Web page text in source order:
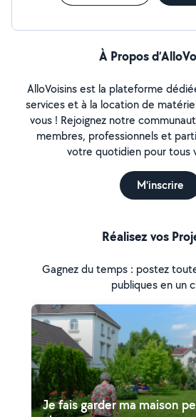
À Propos
AlloVoisins est la plateforme
services et à la location de
vous ! Rejoignez notre
membres, professionnels et
votre quotidien pour tous
M'inscrire
Réalisez vos
Gagnez du temps : postez
publiques en un
Je fais garder ma maison